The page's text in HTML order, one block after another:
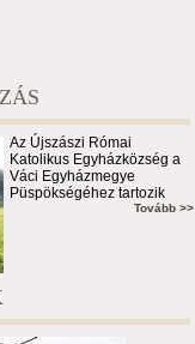
Az Újszászi Római
Katolikus Egyházközség a
Váci Egyházmegye
Püspökségéhez tartozik
Tovább >>